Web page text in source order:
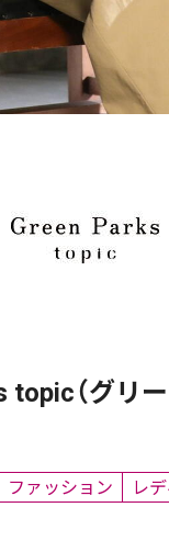
topic（グリ
ファッション レ